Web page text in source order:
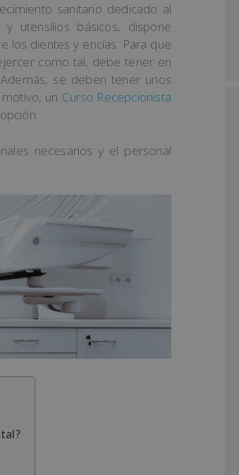
sanitario dedicado al
utensilios básicos, dispone
los dientes y encías. Para que
como tal, debe tener en
se deben tener unos
un Curso Recepcionista
necesarios y el personal